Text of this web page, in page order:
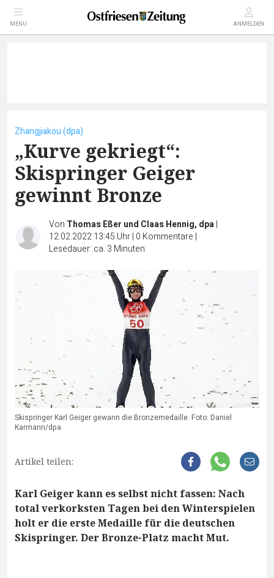
MENÜ ANMELDEN
Zhangjiakou (dpa)
„Kurve gekriegt“:
Skispringer Geiger
gewinnt Bronze
Von Thomas Eßer und Claas Hennig, dpa|
12.02.2022 13:45 Uhr| 0 Kommentare |
Lesedauer: ca. 3 Minuten
Skispringer Karl Geiger gewann die Bronzemedaille. Foto: Daniel
Karmann/dpa
Artikel teilen:
Karl Geiger kann es selbst nicht fassen: Nach
total verkorksten Tagen bei den Winterspielen
holt er die erste Medaille für die deutschen
Skispringer. Der Bronze-Platz macht Mut.